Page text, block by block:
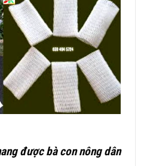
được bà con nông dân